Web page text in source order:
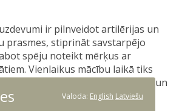
ir pilnveidot artilērijas un
prasmes, stiprināt savstarpējo
spēju noteikt mērķus ar
Vienlaikus mācību laikā tiks
bruņoto spēku vienību apgādes un
dažādos apstākļos.
Valoda: English Latviešu